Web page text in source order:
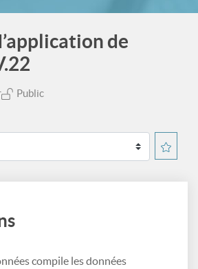
de
Public
compile les données